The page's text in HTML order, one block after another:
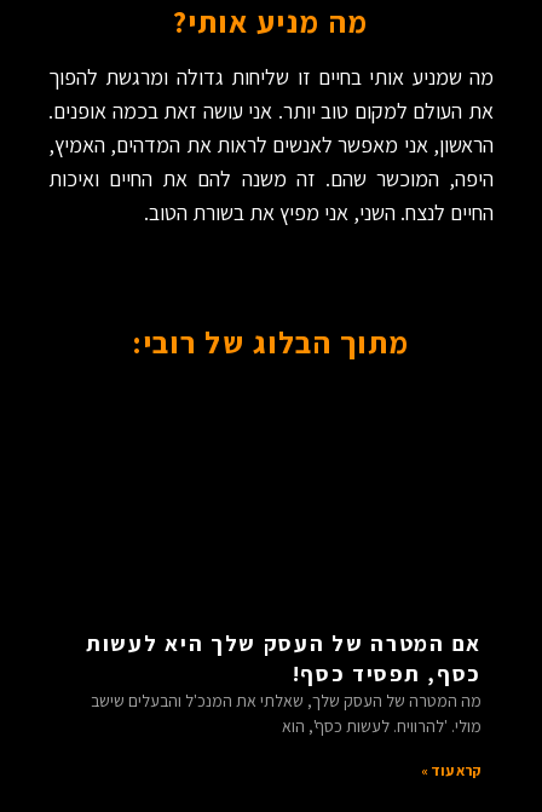
מה מניע אותי?
מה שמניע אותי בחיים זו שליחות גדולה ומרגשת להפוך
את העולם למקום טוב יותר. אני עושה זאת בכמה אופנים.
הראשון, אני מאפשר לאנשים לראות את המדהים, האמיץ,
היפה, המוכשר שהם. זה משנה להם את החיים ואיכות
החיים לנצח. השני, אני מפיץ את בשורת הטוב.
מתוך הבלוג של רובי:
אם המטרה של העסק שלך היא לעשות
כסף, תפסיד כסף!
מה המטרה של העסק שלך, שאלתי את המנכ'ל והבעלים שישב
מולי. 'להרוויח. לעשות כסף', הוא
קרא עוד »